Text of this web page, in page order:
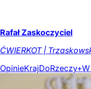
Rafał Zaskoczyciel
ĆWIERKOT |
OpinieKrajDoRzeczy+